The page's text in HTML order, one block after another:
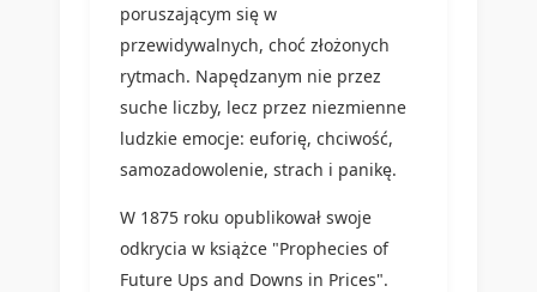
poruszającym się w
przewidywalnych, choć złożonych
rytmach. Napędzanym nie przez
suche liczby, lecz przez niezmienne
ludzkie emocje: euforię, chciwość,
samozadowolenie, strach i panikę.
W 1875 roku opublikował swoje
odkrycia w książce "Prophecies of
Future Ups and Downs in Prices".